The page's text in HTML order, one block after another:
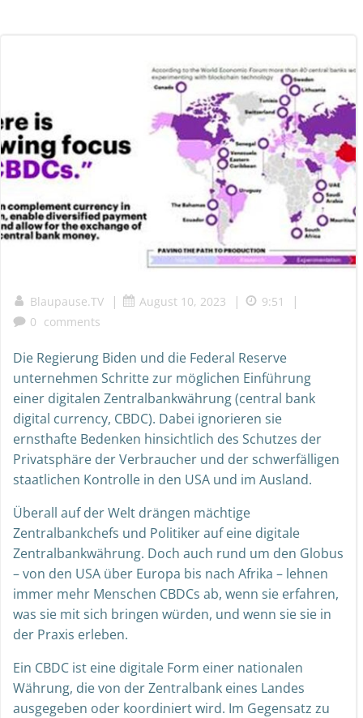
Blaupause.TV | August 10, 2023 | 9:51 |
0 comments
Die Regierung Biden und die Federal Reserve
unternehmen Schritte zur möglichen Einführung
einer digitalen Zentralbankwährung (central bank
digital currency, CBDC). Dabei ignorieren sie
ernsthafte Bedenken hinsichtlich des Schutzes der
Privatsphäre der Verbraucher und der schwerfälligen
staatlichen Kontrolle in den USA und im Ausland.
Überall auf der Welt drängen mächtige
Zentralbankchefs und Politiker auf eine digitale
Zentralbankwährung. Doch auch rund um den Globus
– von den USA über Europa bis nach Afrika – lehnen
immer mehr Menschen CBDCs ab, wenn sie erfahren,
was sie mit sich bringen würden, und wenn sie sie in
der Praxis erleben.
Ein CBDC ist eine digitale Form einer nationalen
Währung, die von der Zentralbank eines Landes
ausgegeben oder koordiniert wird. Im Gegensatz zu